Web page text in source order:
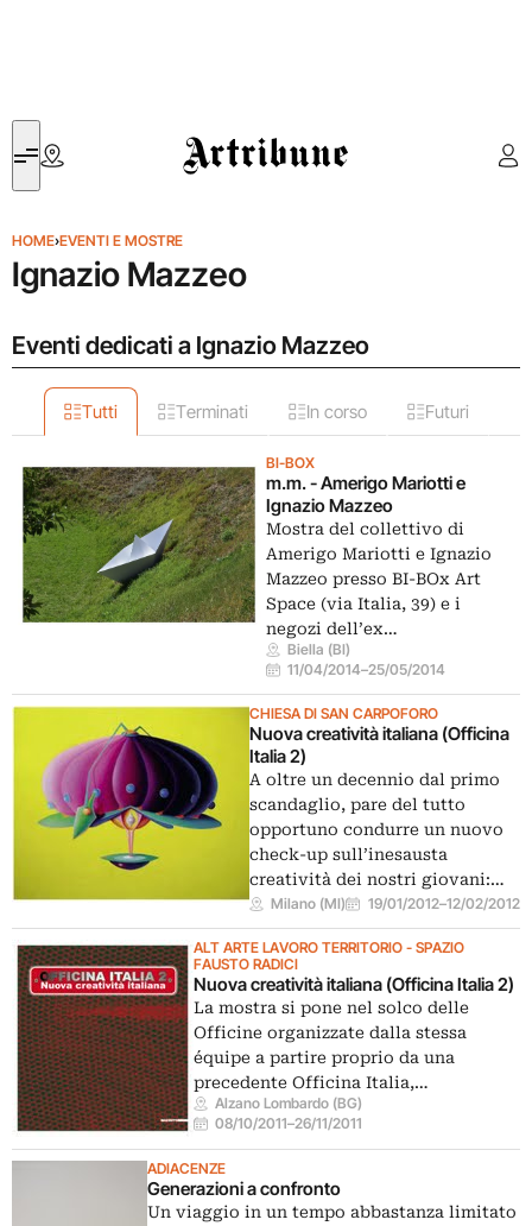
Artribune
HOME›EVENTI E MOSTRE
Ignazio Mazzeo
Eventi dedicati a Ignazio Mazzeo
Tutti Terminati In corso Futuri
BI-BOX
m.m. - Amerigo Mariotti e
Ignazio Mazzeo
Mostra del collettivo di
Amerigo Mariotti e Ignazio
Mazzeo presso BI-BOx Art
Space (via Italia, 39) e i
negozi dell’ex…
Biella (BI)
11/04/2014–25/05/2014
CHIESA DI SAN CARPOFORO
Nuova creatività italiana (Officina
Italia 2)
A oltre un decennio dal primo
scandaglio, pare del tutto
opportuno condurre un nuovo
check-up sull’inesausta
creatività dei nostri giovani:…
Milano (MI) 19/01/2012–12/02/2012
ALT ARTE LAVORO TERRITORIO - SPAZIO
FAUSTO RADICI
Nuova creatività italiana (Officina Italia 2)
La mostra si pone nel solco delle
Officine organizzate dalla stessa
équipe a partire proprio da una
precedente Officina Italia,…
Alzano Lombardo (BG)
08/10/2011–26/11/2011
ADIACENZE
Generazioni a confronto
Un viaggio in un tempo abbastanza limitato